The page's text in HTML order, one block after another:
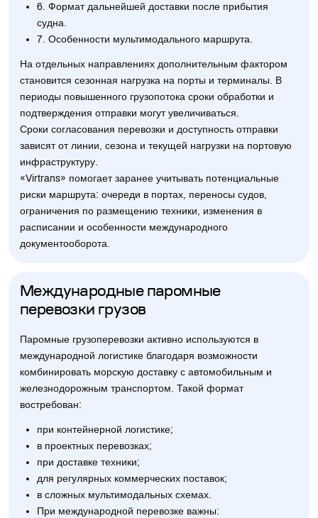
6. Формат дальнейшей доставки после прибытия
судна.
7. Особенности мультимодального маршрута.
На отдельных направлениях дополнительным фактором
становится сезонная нагрузка на порты и терминалы. В
периоды повышенного грузопотока сроки обработки и
подтверждения отправки могут увеличиваться.
Сроки согласования перевозки и доступность отправки
зависят от линии, сезона и текущей нагрузки на портовую
инфраструктуру.
«Virtrans» помогает заранее учитывать потенциальные
риски маршрута: очереди в портах, переносы судов,
ограничения по размещению техники, изменения в
расписании и особенности международного
документооборота.
Международные паромные
перевозки грузов
Паромные грузоперевозки активно используются в
международной логистике благодаря возможности
комбинировать морскую доставку с автомобильным и
железнодорожным транспортом. Такой формат
востребован:
при контейнерной логистике;
в проектных перевозках;
при доставке техники;
для регулярных коммерческих поставок;
в сложных мультимодальных схемах.
При международной перевозке важны: